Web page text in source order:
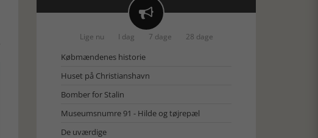

Lige nu I dag 7 dage 28 dage
Købmændenes historie
Huset på Christianshavn
Bomber for Stalin
Museumsnumre 91 - Hilde og tøjrepæl
De uværdige